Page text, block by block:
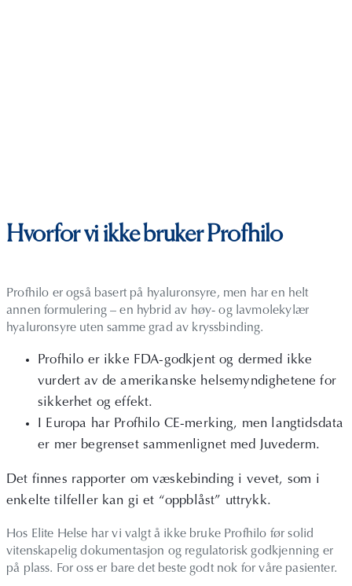
Hvorfor vi ikke bruker Profhilo
Profhilo er også basert på hyaluronsyre, men har en helt
annen formulering – en hybrid av høy- og lavmolekylær
hyaluronsyre uten samme grad av kryssbinding.
Profhilo er ikke FDA-godkjent og dermed ikke
vurdert av de amerikanske helsemyndighetene for
sikkerhet og effekt.
I Europa har Profhilo CE-merking, men langtidsdata
er mer begrenset sammenlignet med Juvederm.
Det finnes rapporter om væskebinding i vevet, som i
enkelte tilfeller kan gi et “oppblåst” uttrykk.
Hos Elite Helse har vi valgt å ikke bruke Profhilo før solid
vitenskapelig dokumentasjon og regulatorisk godkjenning er
på plass. For oss er bare det beste godt nok for våre pasienter.